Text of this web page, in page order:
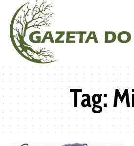
Tag: